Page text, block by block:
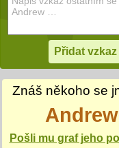
Znáš někoho se
Andrew
Pošli mu graf jeho